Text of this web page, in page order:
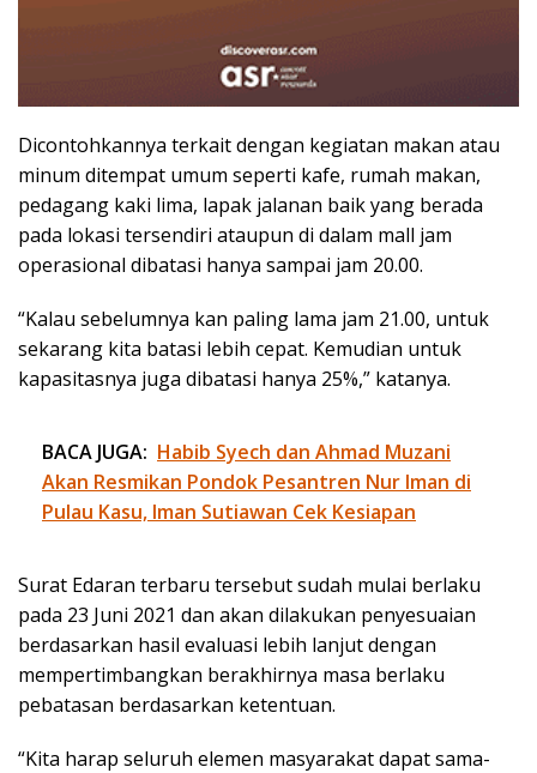
Dicontohkannya terkait dengan kegiatan makan atau
minum ditempat umum seperti kafe, rumah makan,
pedagang kaki lima, lapak jalanan baik yang berada
pada lokasi tersendiri ataupun di dalam mall jam
operasional dibatasi hanya sampai jam 20.00.
“Kalau sebelumnya kan paling lama jam 21.00, untuk
sekarang kita batasi lebih cepat. Kemudian untuk
kapasitasnya juga dibatasi hanya 25%,” katanya.
BACA JUGA: Habib Syech dan Ahmad Muzani
Akan Resmikan Pondok Pesantren Nur Iman di
Pulau Kasu, Iman Sutiawan Cek Kesiapan
Surat Edaran terbaru tersebut sudah mulai berlaku
pada 23 Juni 2021 dan akan dilakukan penyesuaian
berdasarkan hasil evaluasi lebih lanjut dengan
mempertimbangkan berakhirnya masa berlaku
pebatasan berdasarkan ketentuan.
“Kita harap seluruh elemen masyarakat dapat sama-